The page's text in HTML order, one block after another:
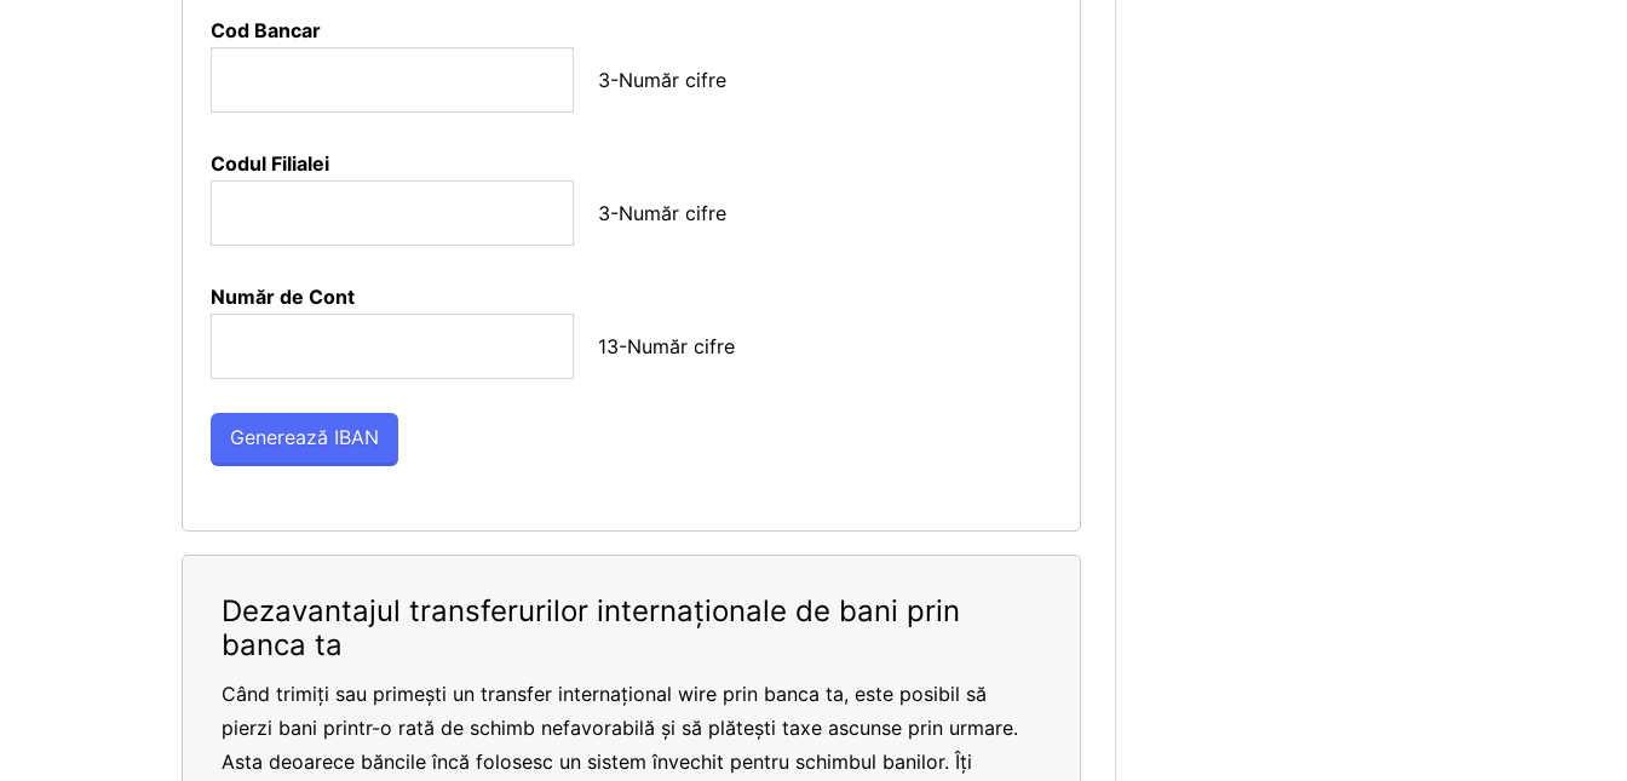
Cod Bancar
3-Număr cifre
Codul Filialei
3-Număr cifre
Număr de Cont
13-Număr cifre
Dezavantajul transferurilor internaționale de bani prin
banca ta
Când trimiți sau primești un transfer internațional wire prin banca ta, este posibil să
pierzi bani printr-o rată de schimb nefavorabilă și să plătești taxe ascunse prin urmare.
Asta deoarece băncile încă folosesc un sistem învechit pentru schimbul banilor. Îți